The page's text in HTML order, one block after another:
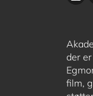
der
film,